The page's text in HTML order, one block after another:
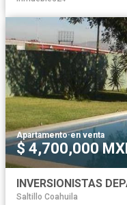
Apartamento·en venta
$ 4,700,000
Saltillo Coahuila